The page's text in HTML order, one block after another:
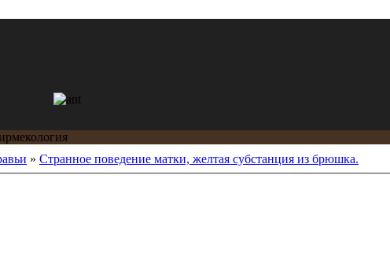
» Странное поведение матки, желтая субстанция из брюшка.